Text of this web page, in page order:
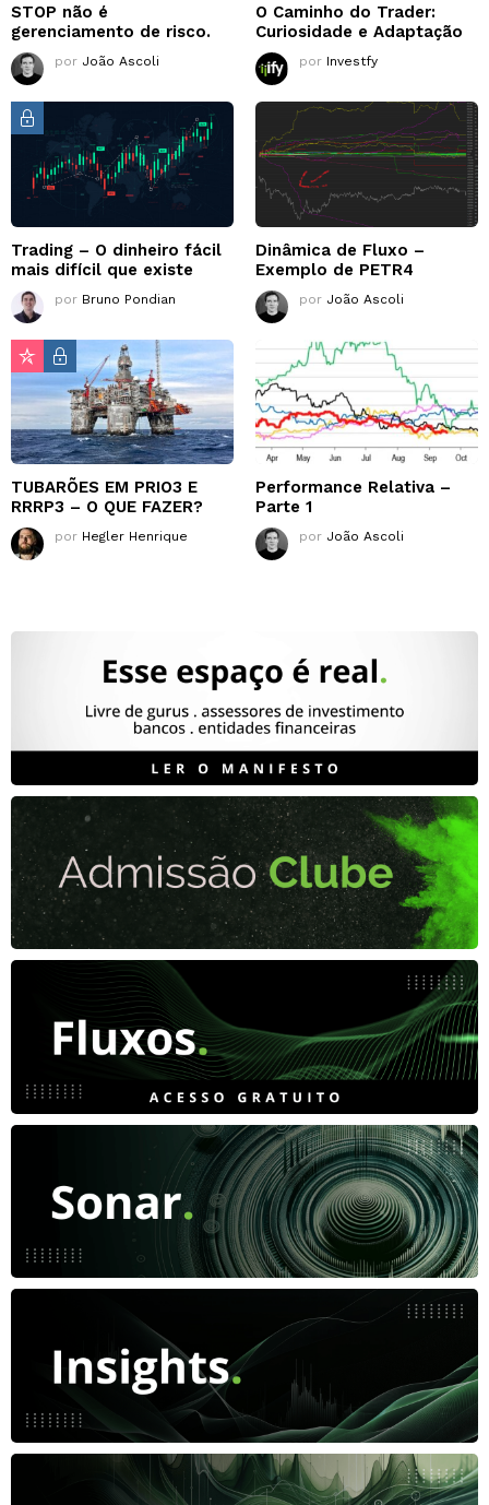
STOP não é
gerenciamento de risco.
por João Ascoli
O Caminho do Trader:
Curiosidade e Adaptação
por Investfy
Trading – O dinheiro fácil
mais difícil que existe
por Bruno Pondian
Dinâmica de Fluxo –
Exemplo de PETR4
por João Ascoli
TUBARÕES EM PRIO3 E
RRRP3 – O QUE FAZER?
por Hegler Henrique
Performance Relativa –
Parte 1
por João Ascoli